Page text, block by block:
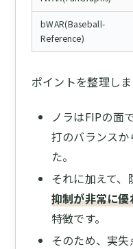
bWAR(Baseball-
Reference)
ポイントを整理しま
ノラはFIPの面
打のバランスか
た。
それに加えて
抑制が非常に
特徴です。
そのため、実